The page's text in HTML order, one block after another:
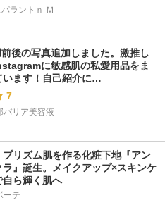
ラントｎ Ｍ
後の写真追加しました。激推し
に敏感肌の私愛用品をま
います！自己紹介に…
7
バリア美容液
プリズム肌を作る化粧下地『アン
』誕生。メイクアップ×スキンケ
自ら輝く肌へ
ーテ